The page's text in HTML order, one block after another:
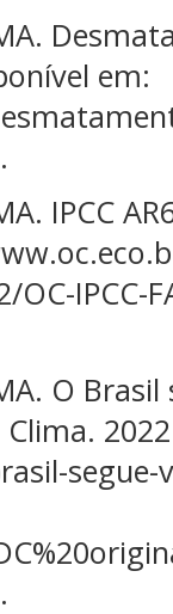
em:
IPCC
IPCC-
O
segue-